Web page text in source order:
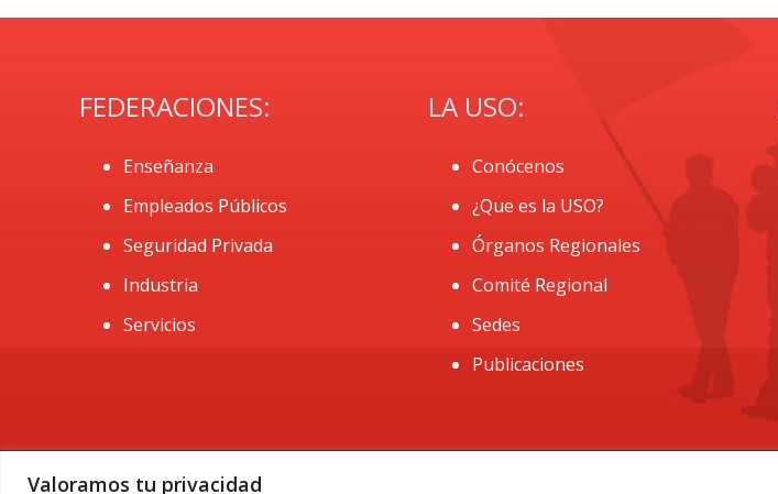
Valoramos tu privacidad
FEDERACIONES:
Enseñanza
Empleados Públicos
Seguridad Privada
Industria
Servicios
LA USO:
Conócenos
¿Que es la USO?
Órganos Regionales
Comité Regional
Sedes
Publicaciones